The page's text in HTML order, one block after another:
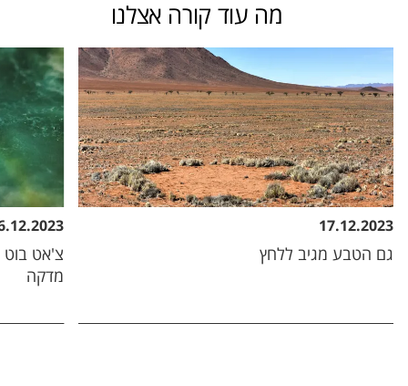
מה עוד קורה אצלנו
17.12.2023
גם הטבע מגיב ללחץ
צ'אט בוט
מדקה